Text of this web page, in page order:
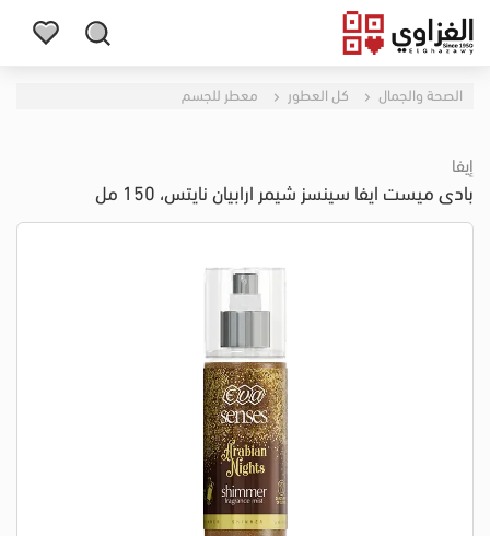
الصحة والجمال كل العطور معطر للجسم
إيفا
بادى ميست ايفا سينسز شيمر ارابيان نايتس، 150 مل